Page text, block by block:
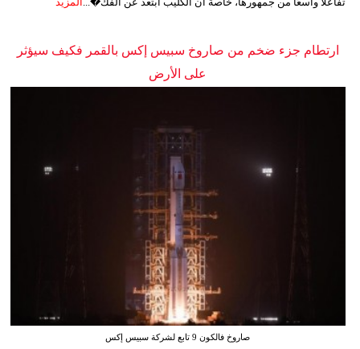
ارتطام جزء ضخم من صاروخ سبيس إكس بالقمر فكيف سيؤثر
على الأرض
صاروخ فالكون 9 تابع لشركة سبيس إكس